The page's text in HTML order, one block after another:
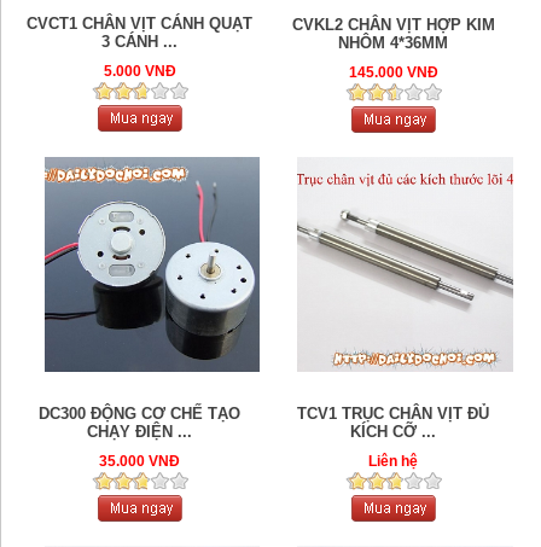
CVCT1 CHÂN VỊT CÁNH QUẠT
3 CÁNH ...
5.000 VNĐ
CVKL2 CHÂN VỊT HỢP KIM
NHÔM 4*36MM
145.000 VNĐ
DC300 ĐỘNG CƠ CHẾ TẠO
CHẠY ĐIỆN ...
35.000 VNĐ
TCV1 TRỤC CHÂN VỊT ĐỦ
KÍCH CỠ ...
Liên hệ